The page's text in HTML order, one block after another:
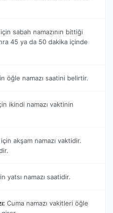
sabah namazının bittiği
45 ya da 50 dakika içinde
öğle namazı saatini belirtir.
ikindi namazı vaktinin
akşam namazı vaktidir.
yatsı namazı saatidir.
Cuma namazı vakitleri öğle